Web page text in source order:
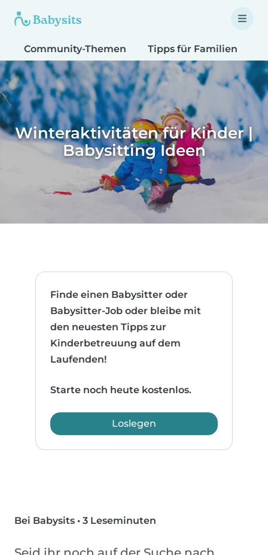
Community-Themen Tipps für Familien
Winteraktivitäten für Kinder |
Babysitting Ideen
Finde einen Babysitter oder
Babysitter-Job oder bleibe mit
den neuesten Tipps zur
Kinderbetreuung auf dem
Laufenden!
Starte noch heute kostenlos.
Loslegen
Bei Babysits • 3 Leseminuten